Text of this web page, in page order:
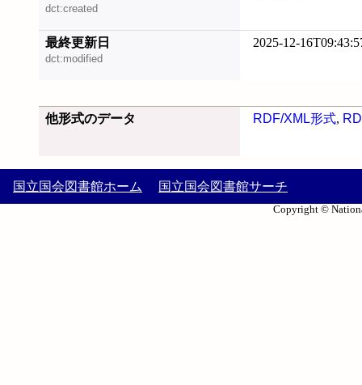
dct:created
最終更新日
dct:modified
2025-12-
他形式のデータ RDF/XML形式,
国立国会図書館ホーム 国立国会図書館サーチ
Copyright ©